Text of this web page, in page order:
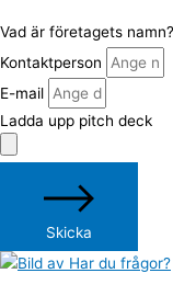
Vad är företagets namn?
Kontaktperson
E-mail
Ladda upp pitch deck
Skicka